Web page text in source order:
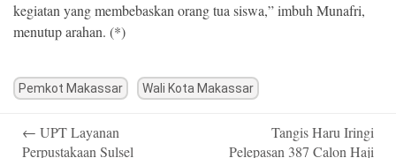
kegiatan yang membebaskan orang tua siswa,” imbuh Munafri,
menutup arahan. (*)
Pemkot Makassar Wali Kota Makassar
navigation
← UPT Layanan
Perpustakaan Sulsel
Tangis Haru Iringi
Pelepasan 387 Calon Haji